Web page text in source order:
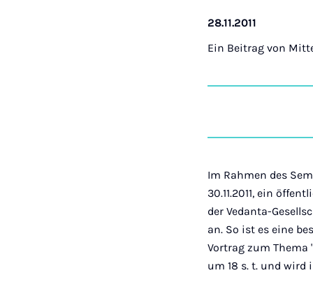
28.11.2011
Ein Beitrag von
Im Rahmen des
30.11.2011, ein
der Vedanta-
an. So ist es eine
Vortrag zum
um 18 s. t. und wird